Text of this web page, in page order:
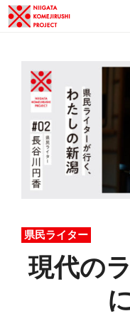
県民ライター
現代の